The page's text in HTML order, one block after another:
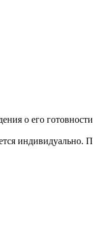
о его
индивидуально.